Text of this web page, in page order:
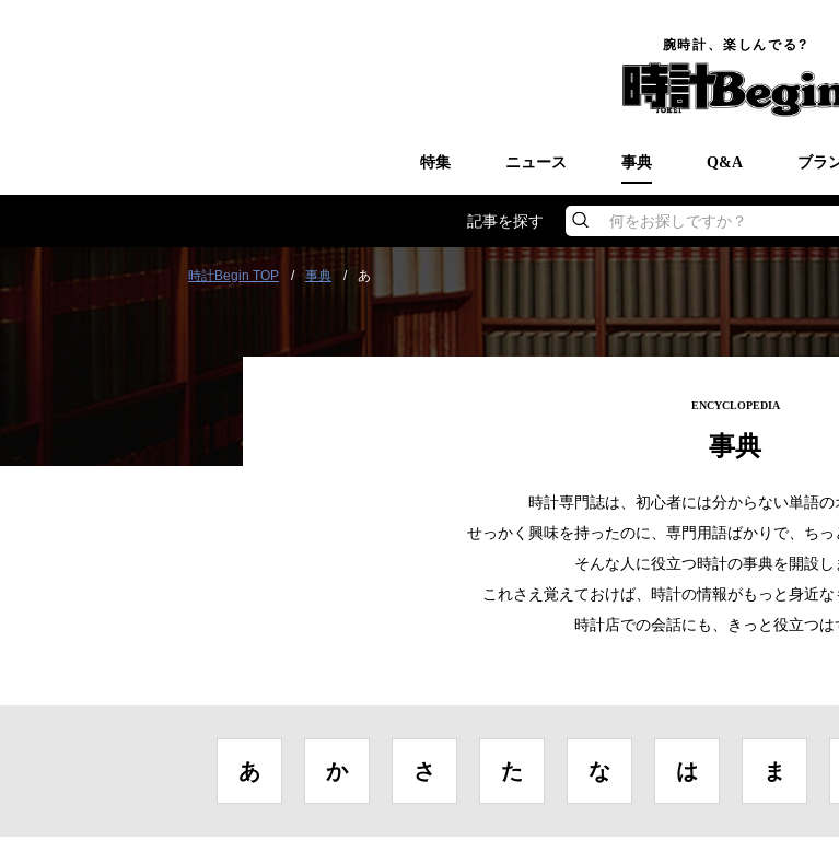
腕時計、楽しんでる?
特集 ニュース 事典 Q&A ブラ
記事を探す 何をお探しですか？
時計Begin TOP 事典 あ
ENCYCLOPEDIA
事典
時計専門誌は、初心者には分からない単語の
せっかく興味を持ったのに、専門用語ばかりで、ち
そんな人に役立つ時計の事典を開設し
これさえ覚えておけば、時計の情報がもっと身近な
時計店での会話にも、きっと役立つは
あ か さ た な は ま